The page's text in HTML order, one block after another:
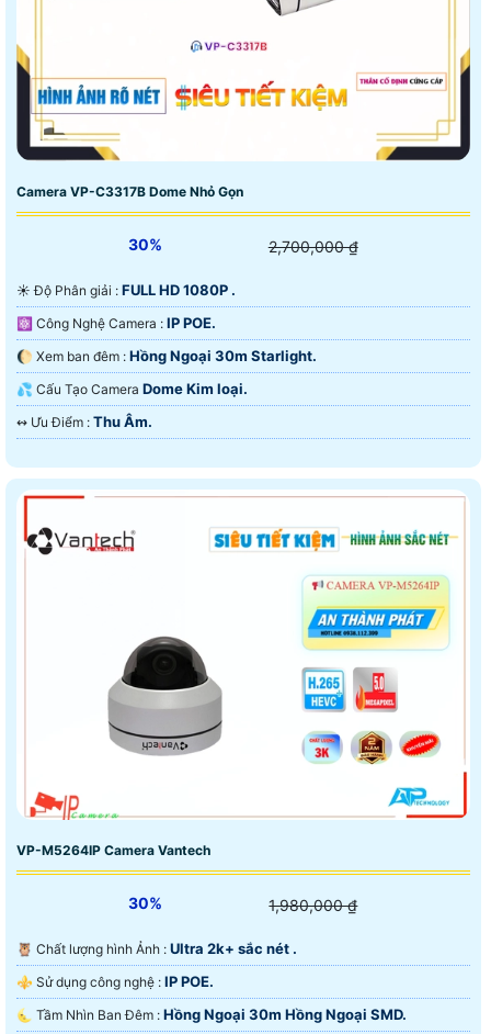
Camera VP-C3317B Dome Nhỏ Gọn
30% 2,700,000 ₫
☀️ Độ Phân giải : FULL HD 1080P .
⚛️ Công Nghệ Camera : IP POE.
🌔 Xem ban đêm : Hồng Ngoại 30m Starlight.
💦 Cấu Tạo Camera Dome Kim loại.
️↭ Ưu Điểm : Thu Âm.
VP-M5264IP Camera Vantech
30% 1,980,000 ₫
🦉 Chất lượng hình Ảnh : Ultra 2k+ sắc nét .
⚜️ Sử dụng công nghệ : IP POE.
🌜 Tầm Nhìn Ban Đêm : Hồng Ngoại 30m Hồng Ngoại SMD.